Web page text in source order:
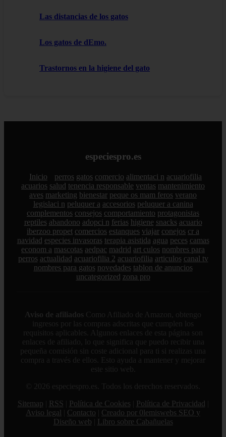
Las distancias de los gatos
Los gatos de dEmo.
Trastornos en la higiene del gato
especiespro.es
Inicio perros gatos comercio alimentaci n acuariofilia
acuarios salud tenencia responsable ventas mantenimiento
aves marketing bienestar peque os mam feros verano
legislaci n peluquer a accesorios peluquer a canina
complementos consejos comportamiento protagonistas
reptiles abandono adopci n ferias higiene snacks acuario
iberzoo propet comercios estanques viajar conejos cr a
navidad especies invasoras terapia asistida agua peces camas
econom a mascotas aedpac madrid art culos nombres para
perros actualidad acuariofilia 2 acuariofilia articulos canal tv
nombres para gatos novedades tablon de anuncios
uncategorized zona pro
Aviso de afiliados Como Afiliado de Amazon, obtengo
ingresos por las compras adscritas que cumplen los
requisitos aplicables. Algunos enlaces de esta página son
enlaces de afiliado, lo que significa que puedo recibir una
pequeña comisión sin coste adicional para ti si realizas una
compra a través de ellos. Esto ayuda a mantener y mejorar
este sitio web.
© 2026 especiespro.es. Todos los derechos reservados.
Sitemap
RSS Política de Cookies Política de Privacidad
Aviso legal
Contacto
Creado por 0lemiswebs SEO y
Diseño web
Libro sobre Cabañuelas